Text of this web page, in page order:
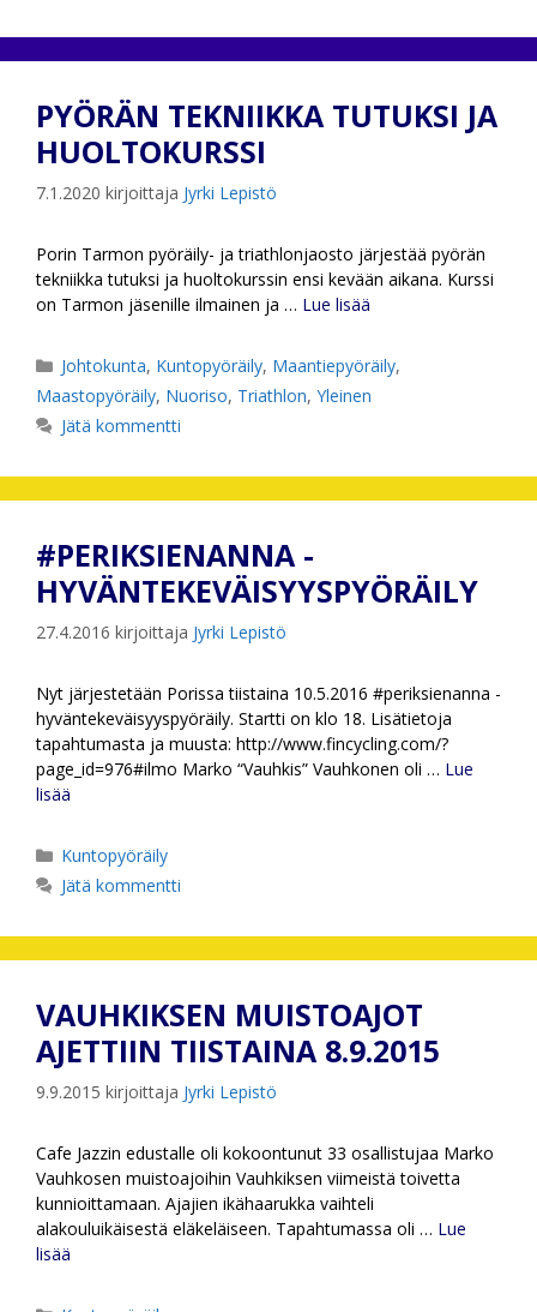
PYÖRÄN TEKNIIKKA TUTUKSI JA
HUOLTOKURSSI
7.1.2020 kirjoittaja Jyrki Lepistö
Porin Tarmon pyöräily- ja triathlonjaosto järjestää pyörän
tekniikka tutuksi ja huoltokurssin ensi kevään aikana. Kurssi
on Tarmon jäsenille ilmainen ja … Lue lisää
Kategoriat
Johtokunta, Kuntopyöräily, Maantiepyöräily,
Maastopyöräily, Nuoriso, Triathlon, Yleinen
Jätä kommentti
#PERIKSIENANNA -
HYVÄNTEKEVÄISYYSPYÖRÄILY
27.4.2016 kirjoittaja Jyrki Lepistö
Nyt järjestetään Porissa tiistaina 10.5.2016 #periksienanna -
hyväntekeväisyyspyöräily. Startti on klo 18. Lisätietoja
tapahtumasta ja muusta: http://www.fincycling.com/?
page_id=976#ilmo Marko “Vauhkis” Vauhkonen oli … Lue
lisää
Kategoriat
Kuntopyöräily
Jätä kommentti
VAUHKIKSEN MUISTOAJOT
AJETTIIN TIISTAINA 8.9.2015
9.9.2015 kirjoittaja Jyrki Lepistö
Cafe Jazzin edustalle oli kokoontunut 33 osallistujaa Marko
Vauhkosen muistoajoihin Vauhkiksen viimeistä toivetta
kunnioittamaan. Ajajien ikähaarukka vaihteli
alakouluikäisestä eläkeläiseen. Tapahtumassa oli … Lue
lisää